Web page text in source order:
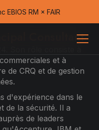
EBIOS RM × FAIR
Consultant
Son rôle consiste à
et à
de CRQ et de gestion
d'expérience dans le
de la sécurité. Il a
de leaders